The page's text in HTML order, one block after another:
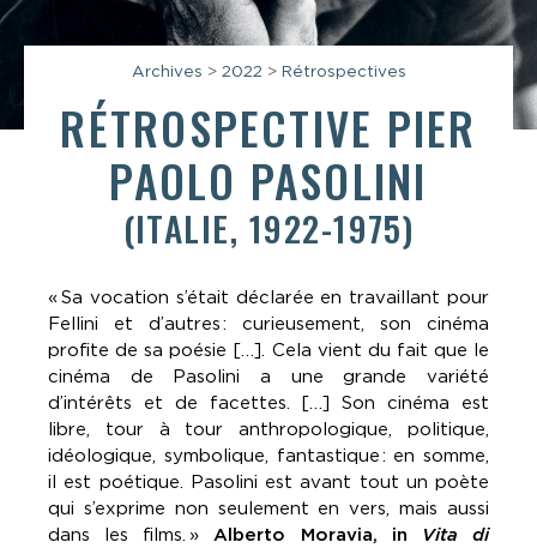
Archives > 2022 > Rétrospectives
RÉTROSPECTIVE PIER
PAOLO PASOLINI
(ITALIE, 1922-1975)
«Sa vocation s’était déclarée en travaillant pour
Fellini et d’autres: curieusement, son cinéma
profite de sa poésie […]. Cela vient du fait que le
cinéma de Pasolini a une grande variété
d’intérêts et de facettes. […] Son cinéma est
libre, tour à tour anthropologique, politique,
idéologique, symbolique, fantastique: en somme,
il est poétique. Pasolini est avant tout un poète
qui s’exprime non seulement en vers, mais aussi
dans les films. »Alberto Moravia, in
Vita di